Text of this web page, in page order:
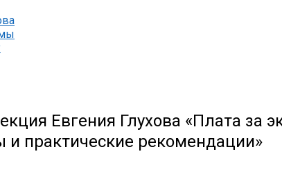
Евгения Глухова «Плата за
и практические рекомендации»